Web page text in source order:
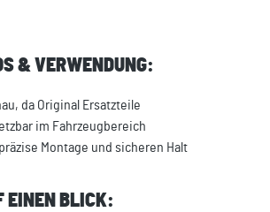
& VERWENDUNG:
da Original Ersatzteile
im Fahrzeugbereich
Montage und sicheren Halt
EINEN BLICK: